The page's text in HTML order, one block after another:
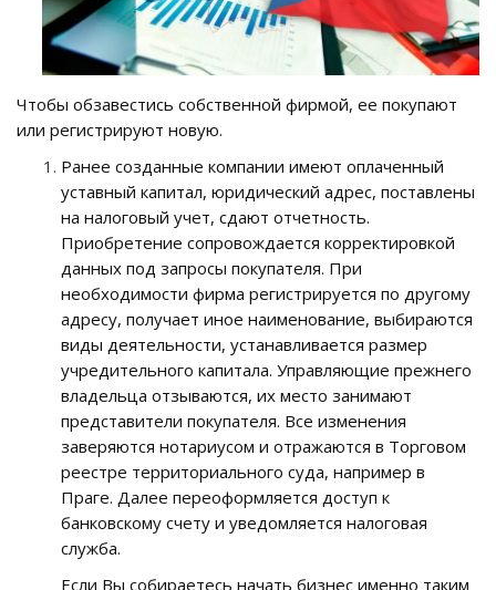
Чтобы обзавестись собственной фирмой, ее покупают
или регистрируют новую.
Ранее созданные компании имеют оплаченный
уставный капитал, юридический адрес, поставлены
на налоговый учет, сдают отчетность.
Приобретение сопровождается корректировкой
данных под запросы покупателя. При
необходимости фирма регистрируется по другому
адресу, получает иное наименование, выбираются
виды деятельности, устанавливается размер
учредительного капитала. Управляющие прежнего
владельца отзываются, их место занимают
представители покупателя. Все изменения
заверяются нотариусом и отражаются в Торговом
реестре территориального суда, например в
Праге. Далее переоформляется доступ к
банковскому счету и уведомляется налоговая
служба.
Если Вы собираетесь начать бизнес именно таким